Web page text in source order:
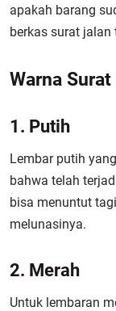
apakah barang
berkas surat jalan
Warna
1. Putih
Lembar putih
bahwa telah
bisa menuntut
melunasinya.
2. Merah
Untuk lembaran